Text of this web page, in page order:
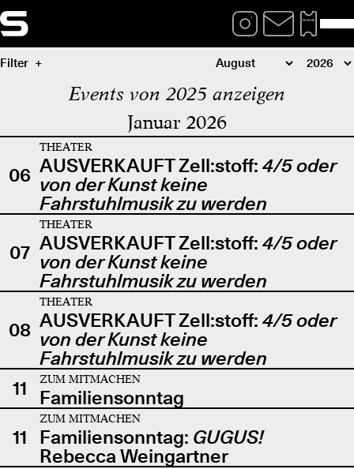
Filter
Events von 2025 anzeigen
Januar 2026
06
THEATER
AUSVERKAUFT Zell:stoff: 4/5 oder
von der Kunst keine
Fahrstuhlmusik zu werden
07
THEATER
AUSVERKAUFT Zell:stoff: 4/5 oder
von der Kunst keine
Fahrstuhlmusik zu werden
08
THEATER
AUSVERKAUFT Zell:stoff: 4/5 oder
von der Kunst keine
Fahrstuhlmusik zu werden
11
ZUM MITMACHEN
Familiensonntag
11
ZUM MITMACHEN
Familiensonntag: GUGUS!
Rebecca Weingartner